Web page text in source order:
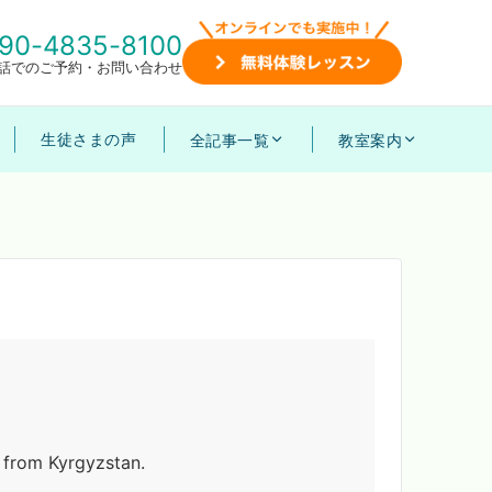
4835-8100
でのご予約・お問い合わせ
生徒さまの声 全記事一覧 教室案内
Kyrgyzstan.